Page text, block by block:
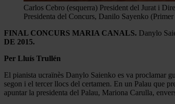
Carlos Cebro (esquerra) President del Jurat i
Presidenta del Concurs, Danilo Sayenko
FINAL CONCURS MARIA CANALS. Danylo
DE 2015.
Per Lluís Trullén
El pianista ucraïnès Danylo Saienko es va proclamar
segon i el tercer llocs del certamen. En un Palau que
apuntar la presidenta del Palau, Mariona Carulla,